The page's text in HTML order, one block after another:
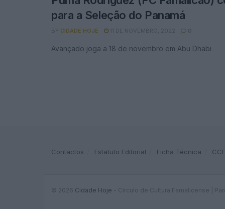
para a Seleção do Panamá
BY CIDADE HOJE 11 DE NOVEMBRO, 2022 0
Avançado joga a 18 de novembro em Abu Dhabi
Contactos Estatuto Editorial Ficha Técnica CCF
© 2026 Cidade Hoje - Circulo de Cultura Famalicense |